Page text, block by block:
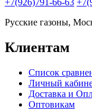
Русские газоны,
Клиентам
Список
Личный
Доставка и
Оптовикам